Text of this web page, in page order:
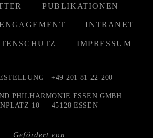
PUBLIKATIONEN
INTRANET
IMPRESSUM
Gefördert von
+49 201 81 22-200
PHILHARMONIE ESSEN GMBH
10 — 45128 ESSEN